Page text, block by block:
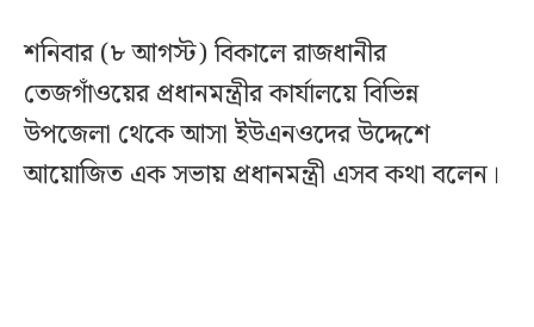
শনিবার (৮ আগস্ট) বিকালে রাজধানীর
তেজগাঁওয়ের প্রধানমন্ত্রীর কার্যালয়ে বিভিন্ন
উপজেলা থেকে আসা ইউএনওদের উদ্দেশে
আয়োজিত এক সভায় প্রধানমন্ত্রী এসব কথা বলেন।